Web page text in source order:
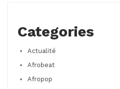
Categories
Actualité
Afrobeat
Afropop